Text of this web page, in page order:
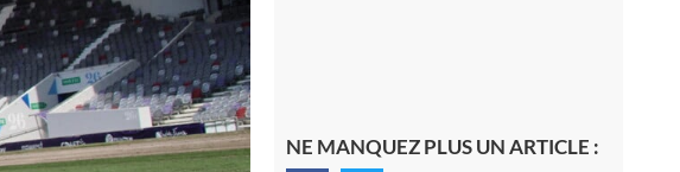
NE MANQUEZ PLUS UN ARTICLE :